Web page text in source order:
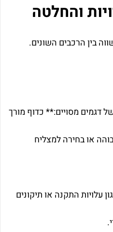
והחלטה
בין הרכבים השונים.
דגמים מסויים:** כדוף מורך
או בחירה למצליח
עלויות התקנה או תיקונים